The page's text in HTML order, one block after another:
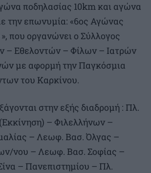
ποδηλασίας 10km και αγώνα
την επωνυμία: «6ος Αγώνας
που οργανώνει ο Σύλλογος
– Εθελοντών – Φίλων – Ιατρών
με αφορμή την Παγκόσμια
του Καρκίνου.
στην εξής διαδρομή : Πλ.
– Φιλελλήνων –
– Λεωφ. Βασ. Όλγας –
νου – Λεωφ. Βασ. Σοφίας –
– Πανεπιστημίου – Πλ.